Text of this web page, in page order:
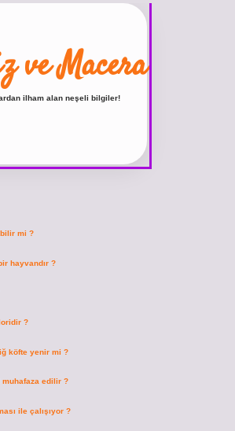
ve Macera
ilham alan neşeli bilgiler!
mi ?
hayvandır ?
?
köfte yenir mi ?
muhafaza edilir ?
ile çalışıyor ?
vdcasino güncel girişhttps://www.betexper.xyz/